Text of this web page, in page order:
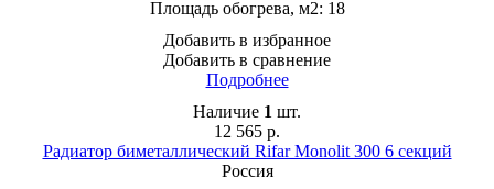
Площадь обогрева, м2: 18
Добавить в избранное
Добавить в сравнение
Подробнее
Наличие 1 шт.
12 565 р.
Радиатор биметаллический Rifar Monolit 300 6 секций
Россия